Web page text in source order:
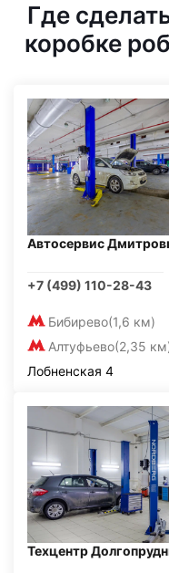
Где
коробке
Автосервис
+7 (499) 110-28-43
Бибирево(1,6 км)
Алтуфьево(2,35
Лобненская 4
Техцентр